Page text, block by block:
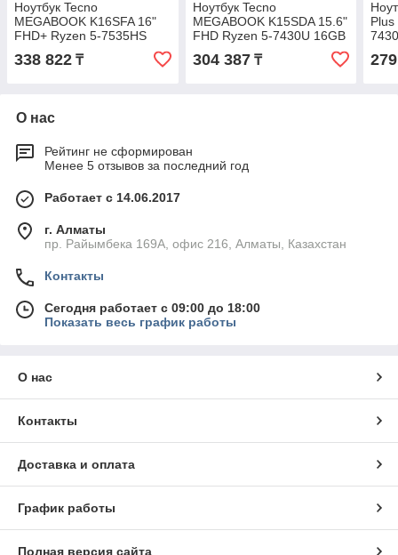
Ноутбук Tecno
MEGABOOK K16SFA 16"
FHD+ Ryzen 5-7535HS
16GB 512GB Win 11
338 822 ₸
Ноутбук Tecno
MEGABOOK K15SDA 15.6"
FHD Ryzen 5-7430U 16GB
512GB Win 11 K15SDA
(4894947112638)
304 387₸
О нас
Рейтинг не сформирован
Менее 5 отзывов за последний год
Работает с 14.06.2017
г. Алматы
пр. Райымбека 169А, офис 216, Алматы, Казахстан
Контакты
Сегодня работает с 09:00 до 18:00
Показать весь график работы
О нас
Контакты
Доставка и оплата
График работы
Полная версия сайта